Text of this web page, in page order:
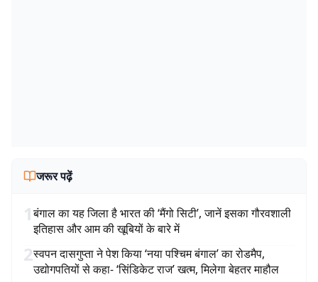
जरूर पढ़ें
1बंगाल का यह जिला है भारत की ‘मैंगो सिटी’, जानें इसका गौरवशाली
इतिहास और आम की खूबियों के बारे में
2स्वपन दासगुप्ता ने पेश किया ‘नया पश्चिम बंगाल’ का रोडमैप,
उद्योगपतियों से कहा- ‘सिंडिकेट राज’ खत्म, मिलेगा बेहतर माहौल